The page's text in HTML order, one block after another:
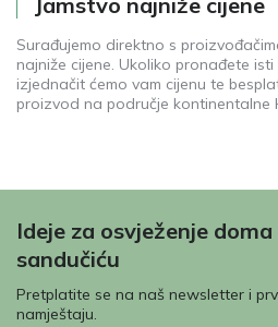
Surađujemo direktno s
najniže cijene. Ukoliko pronađete
izjednačit ćemo vam cijenu te
proizvod na područje kontinentalne
Ideje za osvježenje
sandučiću
Pretplatite se na naš newsletter i
namještaju.